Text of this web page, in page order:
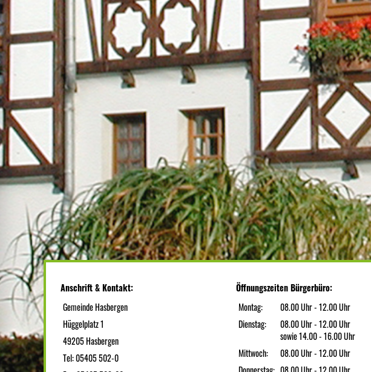
Anschrift & Kontakt:
Gemeinde Hasbergen
Hüggelplatz 1
49205 Hasbergen
Tel: 05405 502-0
Öffnungszeiten Bürgerbüro:
Montag:
08.00 Uhr - 12.00 Uhr
Dienstag:
08.00 Uhr - 12.00 Uhr
sowie 14.00 - 16.00 Uhr
Mittwoch:
08.00 Uhr - 12.00 Uhr